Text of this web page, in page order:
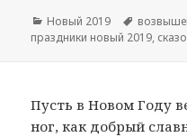
Рубрики
Новый 2019 Метки
праздники новый 2019,
Пусть в Новом Году
ног, как добрый